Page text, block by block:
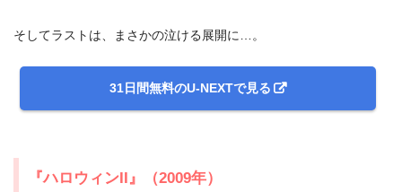
そしてラストは、まさかの泣ける展開に…。
31日間無料のU-NEXTで見る
『ハロウィンII』（2009年）